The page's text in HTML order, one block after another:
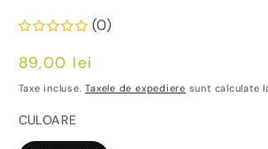
(0)
Preț
obișnuit
89,00 lei
Taxe incluse.Taxele de expediere sunt calculate
CULOARE